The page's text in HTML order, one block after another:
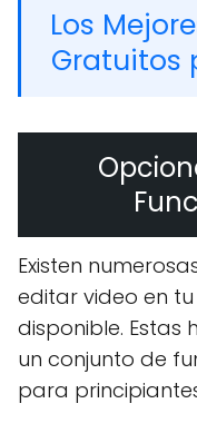
Los
Gratuitos
Existen
editar video en
disponible. Estas
un conjunto de
para